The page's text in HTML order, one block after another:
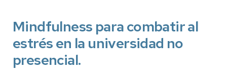
Mindfulness para combatir al
estrés en la universidad no
presencial.